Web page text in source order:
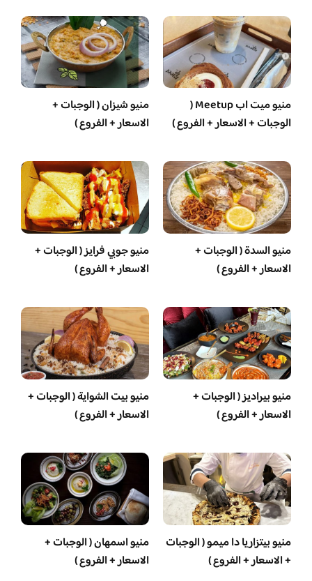
منيو ميت اب Meetup (
الوجبات + الاسعار + الفروع )
منيو شيزان ( الوجبات +
الاسعار + الفروع )
منيو السدة ( الوجبات +
الاسعار + الفروع )
منيو جوبي فرايز ( الوجبات +
الاسعار + الفروع )
منيو بيراديز ( الوجبات +
الاسعار + الفروع )
منيو بيت الشواية ( الوجبات +
الاسعار + الفروع )
منيو بيتزاريا دا ميمو ( الوجبات
+ الاسعار + الفروع )
منيو اسمهان ( الوجبات +
الاسعار + الفروع )